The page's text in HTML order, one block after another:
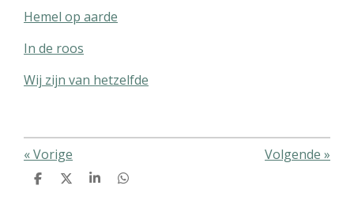
Hemel op aarde
In de roos
Wij zijn van hetzelfde
«Vorige Volgende »
D
D
S
D